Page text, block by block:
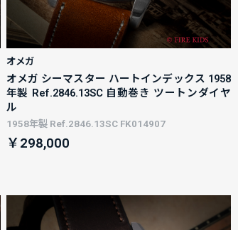
オメガ
オメガ シーマスター ハートインデックス 1958
年製 Ref.2846.13SC 自動巻き ツートンダイヤ
ル
1958年製 Ref.2846.13SC FK014907
￥298,000